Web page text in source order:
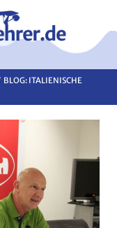
BLOG: ITALIENISCHE